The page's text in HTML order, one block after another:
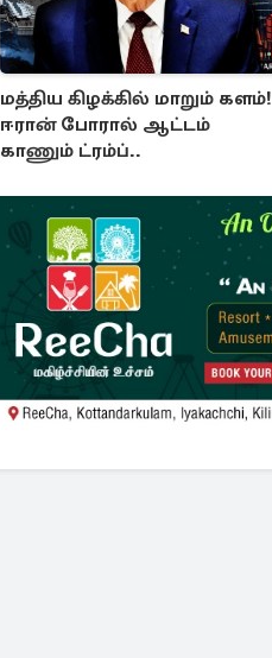
மத்திய கிழக்கில் மாறும் களம்!
ஈரான் போரால் ஆட்டம்
காணும் ட்ரம்ப்..